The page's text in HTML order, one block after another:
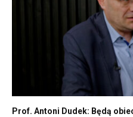
Prof. Antoni Dudek: Będą